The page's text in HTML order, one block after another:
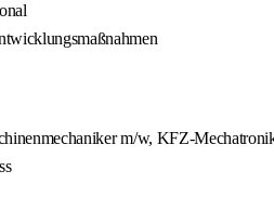
m/w, KFZ-